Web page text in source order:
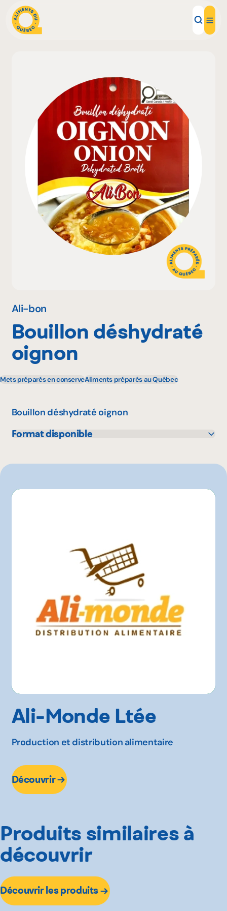
Aliments d'ici
Recettes
Inspirations d'ici
Restaurants
Institutions
À propos
Ali-bon
Bouillon déshydraté
oignon
Mets préparés en conserveAliments préparés au Québec
Bouillon déshydraté oignon
Format disponible
Ali-Monde Ltée
Production et distribution alimentaire
Découvrir
Produits similaires à
découvrir
Découvrir les produits